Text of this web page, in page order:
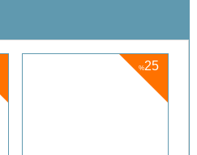
%25